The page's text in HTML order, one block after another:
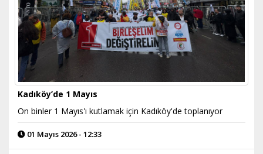
Kadıköy’de 1 Mayıs
On binler 1 Mayıs'ı kutlamak için Kadıköy'de toplanıyor
01 Mayıs 2026 - 12:33